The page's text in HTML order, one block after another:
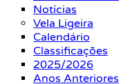
Notícias
Vela Ligeira
Calendário
Classificações
2025/2026
Anos Anteriores